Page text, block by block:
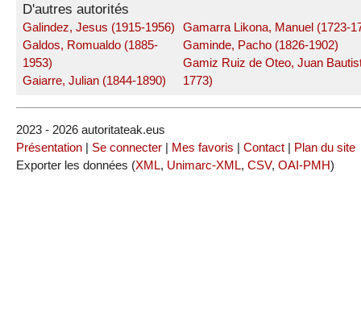
D'autres autorités
Galindez, Jesus (1915-1956)
Galdos, Romualdo (1885-
1953)
Gaiarre, Julian (1844-1890)
Gamarra Likona, Manuel (1723-
Gaminde, Pacho (1826-1902)
Gamiz Ruiz de Oteo, Juan
1773)
2023 - 2026 autoritateak.eus
Présentation | Se connecter | Mes favoris | Contact | Plan du site
Exporter les données (XML, Unimarc-XML, CSV, OAI-PMH)